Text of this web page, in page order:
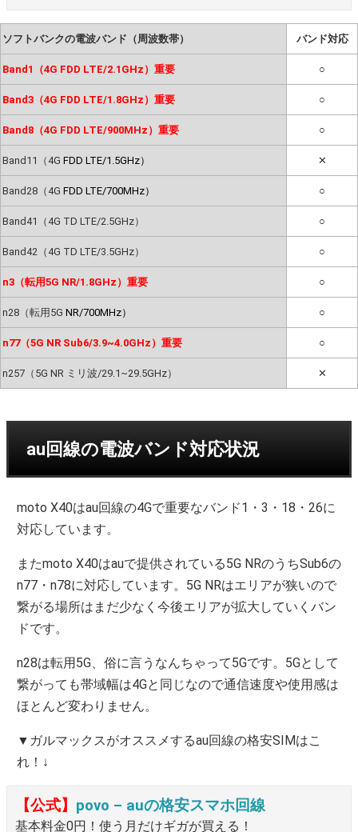
ソフトバンクの電波バンド（周波数帯） バンド対応
Band1（4G FDD LTE/2.1GHz）重要 ○
Band3（4G FDD LTE/1.8GHz）重要 ○
Band8（4G FDD LTE/900MHz）重要 ○
Band11（4G FDD LTE/1.5GHz） ✕
Band28（4G FDD LTE/700MHz） ○
Band41（4G TD LTE/2.5GHz） ○
Band42（4G TD LTE/3.5GHz） ○
n3（転用5G NR/1.8GHz）重要 ○
n28（転用5G NR/700MHz） ○
n77（5G NR Sub6/3.9~4.0GHz）重要 ○
n257（5G NR ミリ波/29.1~29.5GHz） ✕
au回線の電波バンド対応状況
moto X40はau回線の4Gで重要なバンド1・3・18・26に
対応しています。
またmoto X40はauで提供されている5G NRのうちSub6の
n77・n78に対応しています。5G NRはエリアが狭いので
繋がる場所はまだ少なく今後エリアが拡大していくバン
ドです。
n28は転用5G、俗に言うなんちゃって5Gです。5Gとして
繋がっても帯域幅は4Gと同じなので通信速度や使用感は
ほとんど変わりません。
▼ガルマックスがオススメするau回線の格安SIMはこ
れ！↓
【公式】 povo – auの格安スマホ回線
基本料金0円！使う月だけギガが買える！